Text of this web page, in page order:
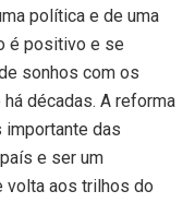
política e de uma
é positivo e se
sonhos com os
décadas. A reforma
importante das
e ser um
volta aos trilhos do